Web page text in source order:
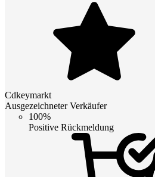
Cdkeymarkt
Ausgezeichneter Verkäufer
100%
Positive Rückmeldung